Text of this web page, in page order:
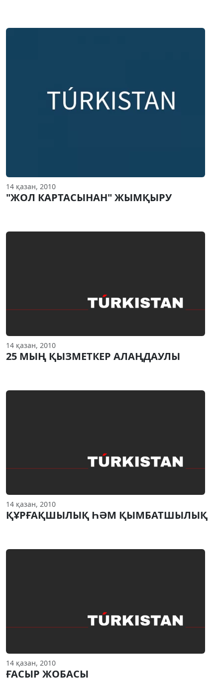
14 қазан, 2010
"ЖОЛ КАРТАСЫНАН" ЖЫМҚЫРУ
14 қазан, 2010
25 МЫҢ ҚЫЗМЕТКЕР АЛАҢДАУЛЫ
14 қазан, 2010
ҚҰРҒАҚШЫЛЫҚ ҺӘМ ҚЫМБАТШЫЛЫҚ
14 қазан, 2010
ҒАСЫР ЖОБАСЫ